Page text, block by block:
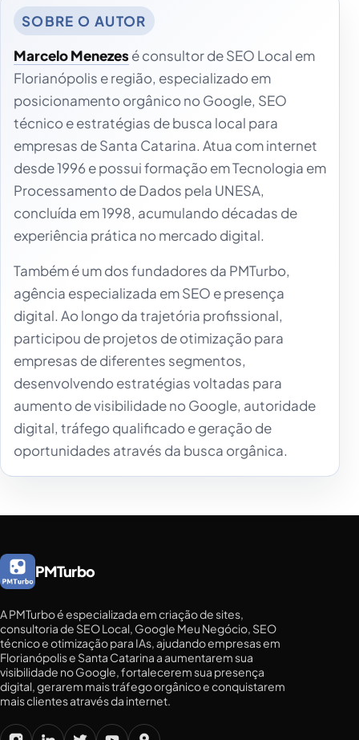
Marcelo Menezesé consultor de SEO Local em
Florianópolis e região, especializado em
posicionamento orgânico no Google, SEO
técnico e estratégias de busca local para
empresas de Santa Catarina. Atua com internet
desde 1996 e possui formação em Tecnologia em
Processamento de Dados pela UNESA,
concluída em 1998, acumulando décadas de
experiência prática no mercado digital.
Também é um dos fundadores da PMTurbo,
agência especializada em SEO e presença
digital. Ao longo da trajetória profissional,
participou de projetos de otimização para
empresas de diferentes segmentos,
desenvolvendo estratégias voltadas para
aumento de visibilidade no Google, autoridade
digital, tráfego qualificado e geração de
oportunidades através da busca orgânica.
PMTurbo
A PMTurbo é especializada em criação de sites,
consultoria de SEO Local, Google Meu Negócio, SEO
técnico e otimização para IAs, ajudando empresas em
Florianópolis e Santa Catarina a aumentarem sua
visibilidade no Google, fortalecerem sua presença
digital, gerarem mais tráfego orgânico e conquistarem
mais clientes através da internet.